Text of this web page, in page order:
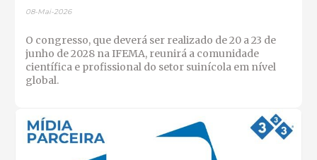
08-Mai-2026
O congresso, que deverá ser realizado de 20 a 23 de
junho de 2028 na IFEMA, reunirá a comunidade
científica e profissional do setor suinícola em nível
global.